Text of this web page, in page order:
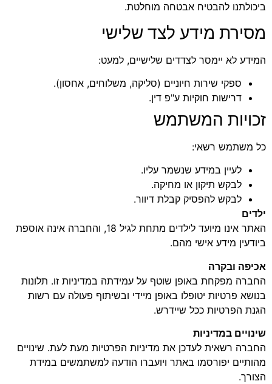
ביכולתנו להבטיח אבטחה מוחלטת.
מסירת מידע לצד שלישי
המידע לא יימסר לצדדים שלישיים, למעט:
ספקי שירות חיוניים (סליקה, משלוחים, אחסון).
דרישות חוקיות ע"פ דין.
זכויות המשתמש
כל משתמש רשאי:
לעיין במידע שנשמר עליו.
לבקש תיקון או מחיקה.
לבקש להפסיק קבלת דיוור.
ילדים
האתר אינו מיועד לילדים מתחת לגיל 18, והחברה אינה אוספת
ביודעין מידע אישי מהם.
אכיפה ובקרה
החברה מפקחת באופן שוטף על עמידתה במדיניות זו. תלונות
בנושא פרטיות יטופלו באופן מיידי ובשיתוף פעולה עם רשות
הגנת הפרטיות ככל שיידרש.
שינויים במדיניות
החברה רשאית לעדכן את מדיניות הפרטיות מעת לעת. שינויים
מהותיים יפורסמו באתר ויועברו הודעה למשתמשים במידת
הצורך.